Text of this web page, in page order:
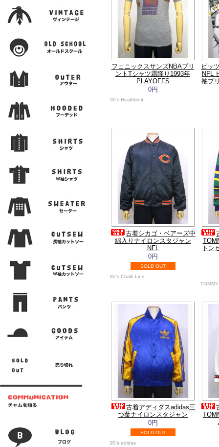
フェニックスサンズNBAプリ
ントTシャツ霜降り1993年
PLAYOFFS
0円
90's Healthknit
ピッ
NFL
袖プ
古着シカゴ・ベアーズ中
綿入りナイロンスタジャン
NFL
0円
SOLD OUT
80's Chalk Line
トン
古着アディダスadidas三
つ葉ナイロンスタジャン
0円
SOLD OUT
90's adidas